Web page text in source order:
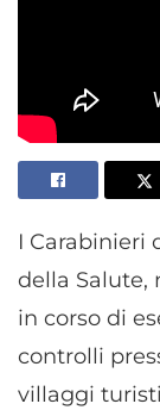
I Carabinieri
della Salute,
in corso di
controlli
villaggi